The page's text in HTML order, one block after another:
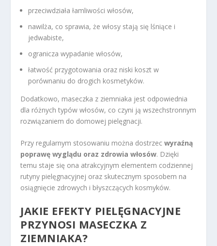
przeciwdziała łamliwości włosów,
nawilża, co sprawia, że włosy stają się lśniące i
jedwabiste,
ogranicza wypadanie włosów,
łatwość przygotowania oraz niski koszt w
porównaniu do drogich kosmetyków.
Dodatkowo, maseczka z ziemniaka jest odpowiednia
dla różnych typów włosów, co czyni ją wszechstronnym
rozwiązaniem do domowej pielęgnacji.
Przy regularnym stosowaniu można dostrzecwyraźną
poprawę wyglądu oraz zdrowia włosów. Dzięki
temu staje się ona atrakcyjnym elementem codziennej
rutyny pielęgnacyjnej oraz skutecznym sposobem na
osiągnięcie zdrowych i błyszczących kosmyków.
JAKIE EFEKTY PIELĘGNACYJNE
PRZYNOSI MASECZKA Z
ZIEMNIAKA?